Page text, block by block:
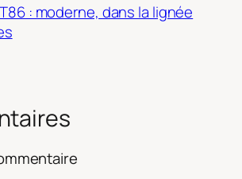
: moderne, dans la lignée